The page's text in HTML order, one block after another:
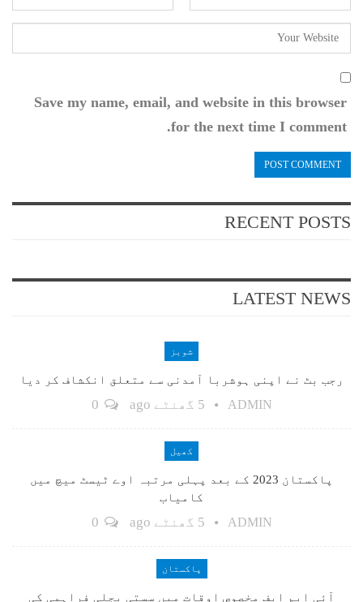
Save my name, email, and website in this browser
for the next time I comment.
RECENT POSTS
LATEST NEWS
شوبز
رجب بٹ نے اپنی ہوشربا آمدنی سے متعلق انکشاف کر دیا
ADMIN 5 گھنٹے ago
کھیل
پاکستان 2023 کے بعد پہلی مرتبہ اوے ٹیسٹ میچ میں
کامیاب
ADMIN 5 گھنٹے ago
پاکستان
آئی ایم ایف مخصوص اوقات میں سستی بجلی فراہمی کی